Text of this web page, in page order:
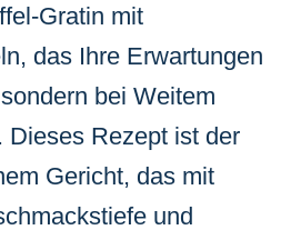
Gratin mit
das Ihre Erwartungen
bei Weitem
Dieses Rezept ist der
Gericht, das mit
und